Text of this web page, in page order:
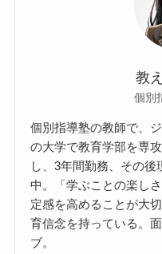
教
個別
個別指導塾の教師で、
の大学で教育学部を専
し、3年間勤務、その
中。「学ぶことの楽し
定感を高めることが大
育信念を持っている。
ブ。